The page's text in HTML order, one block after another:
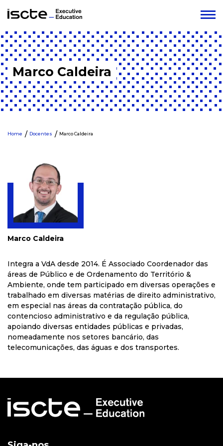
Marco Caldeira
Home Docentes Marco Caldeira
Marco Caldeira
Integra a VdA desde 2014. É Associado Coordenador das
áreas de Público e de Ordenamento do Território &
Ambiente, onde tem participado em diversas operações e
trabalhado em diversas matérias de direito administrativo,
em especial nas áreas da contratação pública, do
contencioso administrativo e da regulação pública,
apoiando diversas entidades públicas e privadas,
nomeadamente nos setores bancário, das
telecomunicações, das águas e dos transportes.